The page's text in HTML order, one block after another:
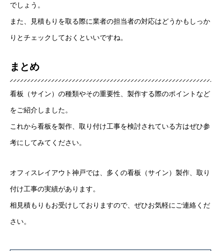
でしょう。
また、見積もりを取る際に業者の担当者の対応はどうかもしっか
りとチェックしておくといいですね。
まとめ
看板（サイン）の種類やその重要性、製作する際のポイントなど
をご紹介しました。
これから看板を製作、取り付け工事を検討されている方はぜひ参
考にしてみてください。
オフィスレイアウト神戸では、多くの看板（サイン）製作、取り
付け工事の実績があります。
相見積もりもお受けしておりますので、ぜひお気軽にご連絡くだ
さい。